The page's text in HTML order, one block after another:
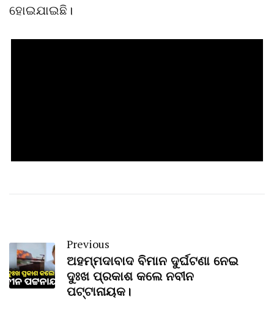
ହୋଇଯାଇଛି।
Previous
ଅହମ୍ମଦାବାଦ ବିମାନ ଦୁର୍ଘଟଣା ନେଇ
ଦୁଃଖ ପ୍ରକାଶ କଲେ ନବୀନ
ପଟ୍ଟାନାୟକ।